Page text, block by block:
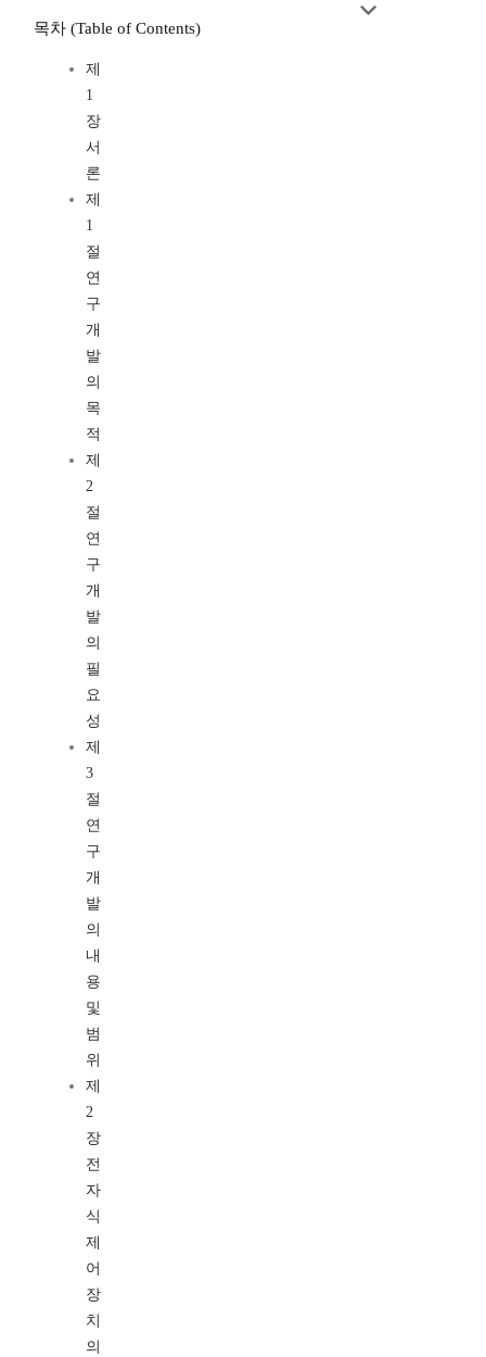
목차 (Table of Contents)
제
1
장
서
론
제
1
절
연
구
개
발
의
목
적
제
2
절
연
구
개
발
의
필
요
성
제
3
절
연
구
개
발
의
내
용
및
범
위
제
2
장
전
자
식
제
어
장
치
의